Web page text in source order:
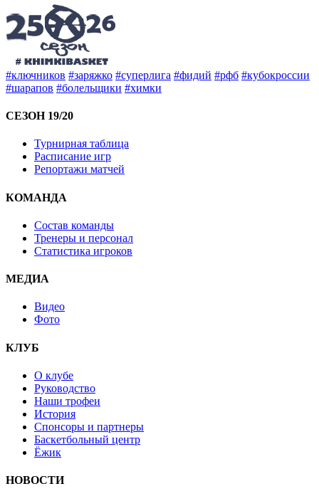
#ключников #заряжко #суперлига #фидий #рфб #кубокроссии
#шарапов #болельщики #химки
СЕЗОН 19/20
Турнирная таблица
Расписание игр
Репортажи матчей
КОМАНДА
Состав команды
Тренеры и персонал
Статистика игроков
МЕДИА
Видео
Фото
КЛУБ
О клубе
Руководство
Наши трофеи
История
Спонсоры и партнеры
Баскетбольный центр
Ёжик
НОВОСТИ